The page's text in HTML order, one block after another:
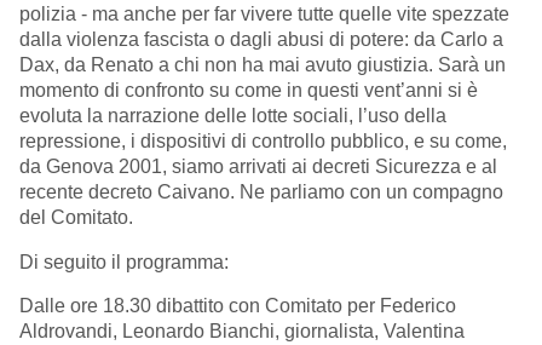
polizia - ma anche per far vivere tutte quelle vite spezzate
dalla violenza fascista o dagli abusi di potere: da Carlo a
Dax, da Renato a chi non ha mai avuto giustizia. Sarà un
momento di confronto su come in questi vent’anni si è
evoluta la narrazione delle lotte sociali, l’uso della
repressione, i dispositivi di controllo pubblico, e su come,
da Genova 2001, siamo arrivati ai decreti Sicurezza e al
recente decreto Caivano. Ne parliamo con un compagno
del Comitato.
Di seguito il programma:
Dalle ore 18.30 dibattito con Comitato per Federico
Aldrovandi, Leonardo Bianchi, giornalista, Valentina